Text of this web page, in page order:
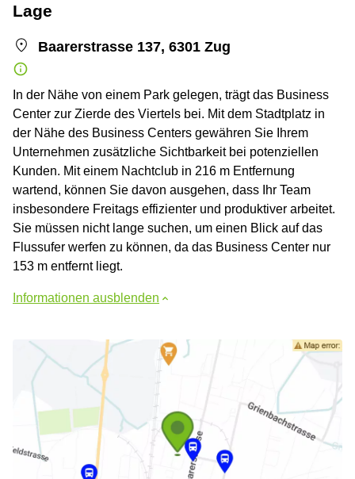
Lage
Baarerstrasse 137, 6301 Zug
In der Nähe von einem Park gelegen, trägt das Business
Center zur Zierde des Viertels bei. Mit dem Stadtplatz in
der Nähe des Business Centers gewähren Sie Ihrem
Unternehmen zusätzliche Sichtbarkeit bei potenziellen
Kunden. Mit einem Nachtclub in 216 m Entfernung
wartend, können Sie davon ausgehen, dass Ihr Team
insbesondere Freitags effizienter und produktiver arbeitet.
Sie müssen nicht lange suchen, um einen Blick auf das
Flussufer werfen zu können, da das Business Center nur
153 m entfernt liegt.
Informationen ausblenden